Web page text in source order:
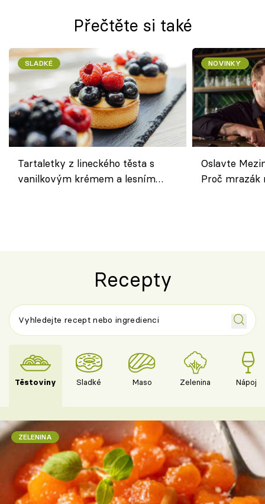
Přečtěte si také
SLADKÉ
Tartaletky z lineckého těsta s
vanilkovým krémem a lesním
NOVINKY
Oslavte
Proč
Recepty
Těstoviny Sladké Maso Zelenina Nápoje
ZELENINA